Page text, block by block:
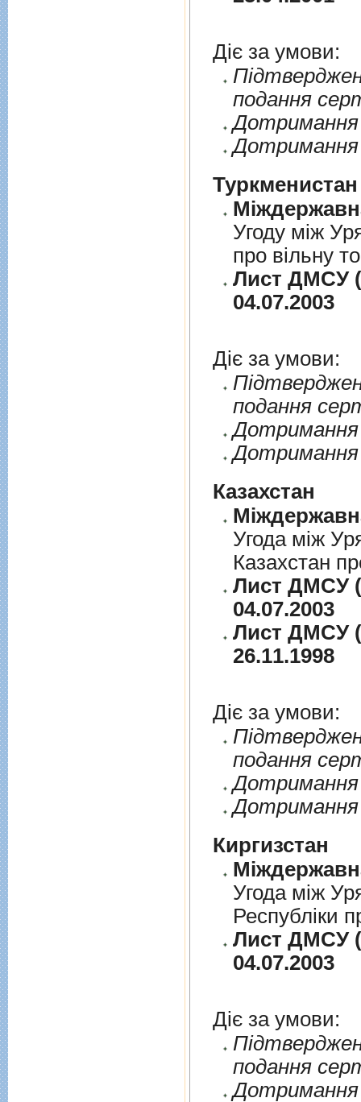
Діє за умови:
подання
Дотримання
Дотримання
Туркменистан
Угоду між
про вільну
Лист ДМСУ
04.07.2003
Діє за умови:
подання
Дотримання
Дотримання
Казахстан
Угода між
Казахстан
Лист ДМСУ
04.07.2003
Лист ДМСУ
26.11.1998
Діє за умови:
подання
Дотримання
Дотримання
Киргизстан
Угода між
Республіки
Лист ДМСУ
04.07.2003
Діє за умови:
подання
Дотримання